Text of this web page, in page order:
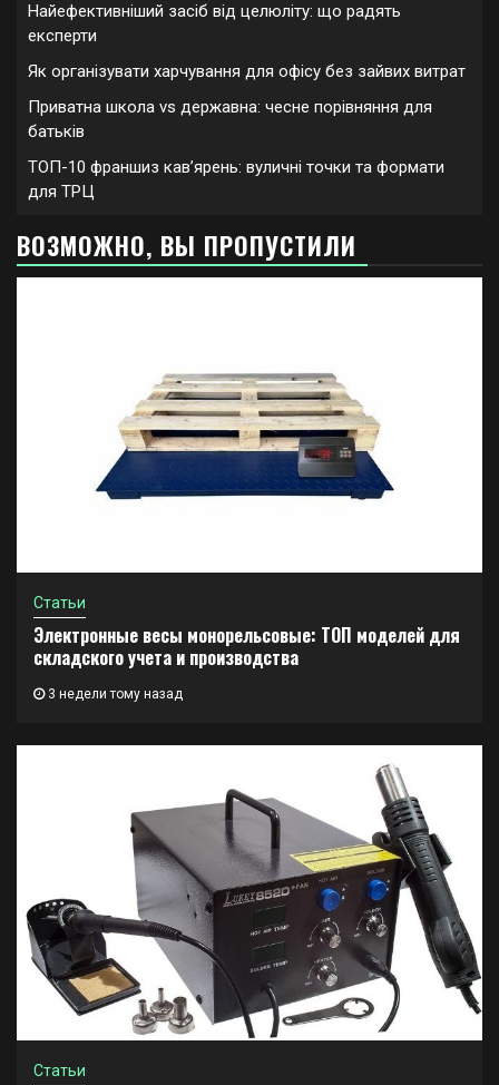
Найефективніший засіб від целюліту: що радять
експерти
Як організувати харчування для офісу без зайвих витрат
Приватна школа vs державна: чесне порівняння для
батьків
ТОП-10 франшиз кавʼярень: вуличні точки та формати
для ТРЦ
ВОЗМОЖНО, ВЫ ПРОПУСТИЛИ
Статьи
Электронные весы монорельсовые: ТОП моделей для
складского учета и производства
3 недели тому назад
Статьи